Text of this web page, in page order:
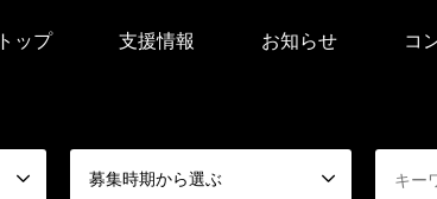
トップ 支援情報 お知らせ コ
募集時期から選ぶ